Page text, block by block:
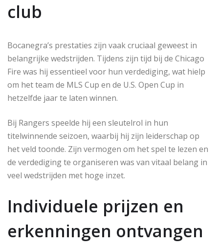
club
Bocanegra’s prestaties zijn vaak cruciaal geweest in
belangrijke wedstrijden. Tijdens zijn tijd bij de Chicago
Fire was hij essentieel voor hun verdediging, wat hielp
om het team de MLS Cup en de U.S. Open Cup in
hetzelfde jaar te laten winnen.
Bij Rangers speelde hij een sleutelrol in hun
titelwinnende seizoen, waarbij hij zijn leiderschap op
het veld toonde. Zijn vermogen om het spel te lezen en
de verdediging te organiseren was van vitaal belang in
veel wedstrijden met hoge inzet.
Individuele prijzen en
erkenningen ontvangen